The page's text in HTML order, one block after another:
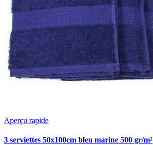
Aperçu rapide
3 serviettes 50x100cm bleu marine 500 gr/m²